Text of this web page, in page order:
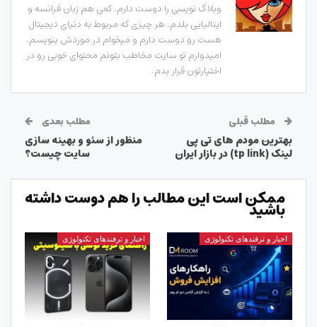
وبلاگ نویسی را دوست دارم. کمی هم زبان فرانسه و
ایتالیایی بلدم. هر چیزی که مربوط به دنیای دیجیتال
هست رو دوست دارم و میخوام در موردش بنویسم.
امیدوارم تو سایت مخاطب بتونم محتوای خوبی رو در
اختیارتون قرار بدم.
مطلب قبلی
بهترین مودم های تی پی
لینک (tp link)‌ در بازار ایران
مطلب بعدی
منظور از سئو و بهینه سازی
سایت چیست؟
ممکن است این مطالب را هم دوست داشته
باشید
اخبار و ترفندهای تکنولوژی اخبار و ترفندهای تکنولوژی